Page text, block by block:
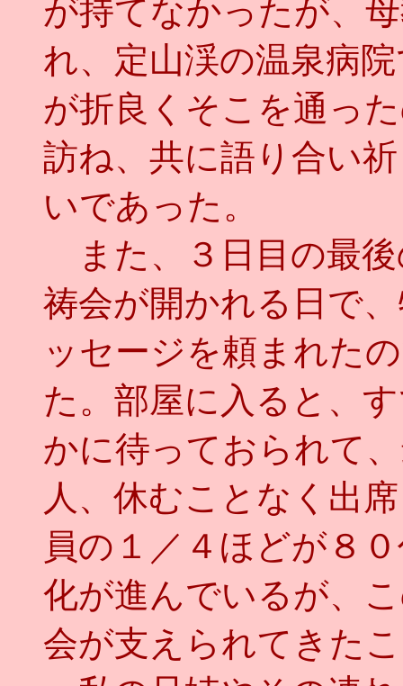
が持てなかったが、
れ、定山渓の温泉病
が折良くそこを通っ
訪ね、共に語り合い
いであった。
また、３日目の最
祷会が開かれる日で
ッセージを頼まれた
た。部屋に入ると、
かに待っておられて
人、休むことなく出
員の１／４ほどが８
化が進んでいるが、
会が支えられてきた